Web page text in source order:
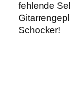
fehlende
Schocker!